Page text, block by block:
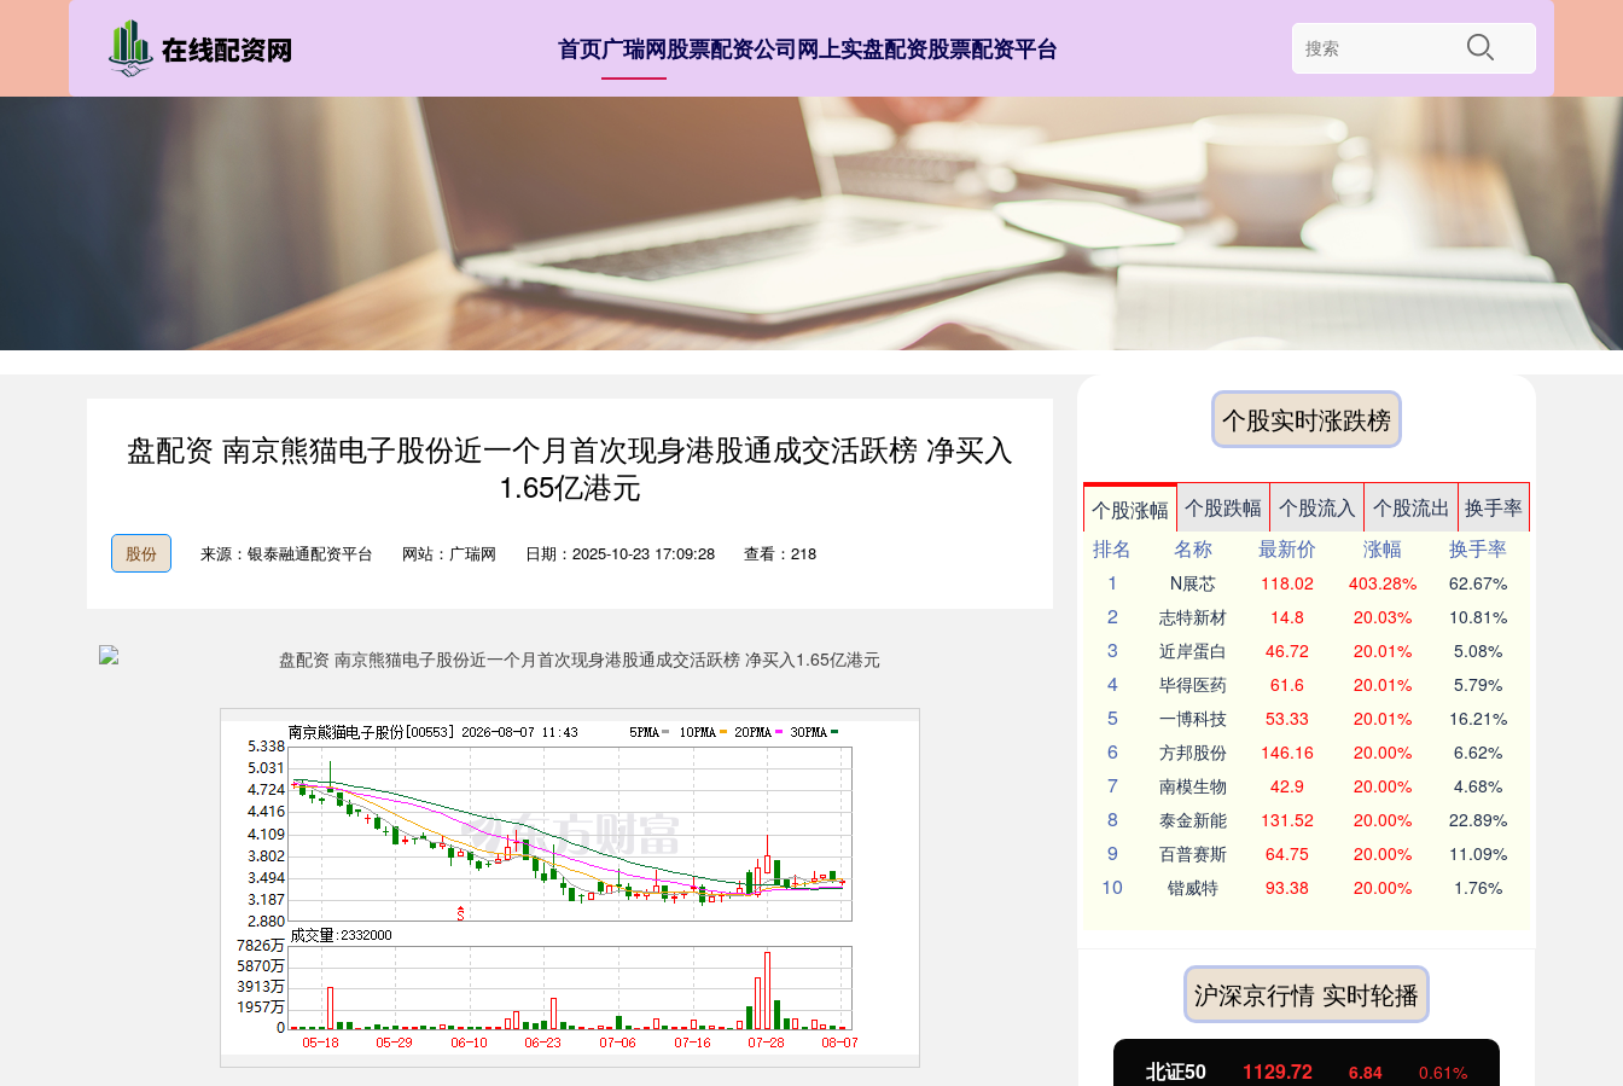
首页广瑞网股票配资公司网上实盘配资股票配资平台
盘配资 南京熊猫电子股份近一个月首次现身港股通成交活跃榜 净买入
1.65亿港元
股份 来源：银泰融通配资平台 网站：广瑞网 日期：2025-10-23 17:09:28 查看：218
个股实时涨跌榜
个股涨幅 个股跌幅 个股流入 个股流出
换手率
排名
名称 最新价 涨幅
换手率
1
N展芯 118.02 403.28% 62.67%
2 志特新材 14.8 20.03% 10.81%
3 近岸蛋白 46.72 20.01% 5.08%
4 毕得医药 61.6 20.01% 5.79%
5 一博科技 53.33 20.01% 16.21%
6 方邦股份 146.16 20.00% 6.62%
7 南模生物 42.9 20.00% 4.68%
8 泰金新能 131.52 20.00% 22.89%
9 百普赛斯 64.75 20.00% 11.09%
10 锴威特 93.38 20.00% 1.76%
沪深京行情 实时轮播
深证成指 14295.08 184.96 1.31% 沪深300 4689.96 38.65 北证50 1129.72 6.84 0.61%